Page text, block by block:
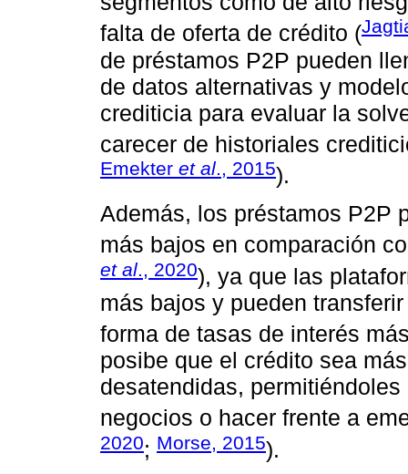
falta de oferta de crédito (
de préstamos P2P pueden
de datos alternativas y
crediticia para evaluar la
carecer de historiales
Emekter et al., 2015).
Además, los préstamos P2P
más bajos en comparación
et al., 2020), ya que las
más bajos y pueden
forma de tasas de interés
posibe que el crédito sea
desatendidas,
negocios o hacer frente a
2020; Morse, 2015).